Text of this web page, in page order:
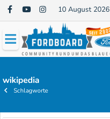
10 August 2026
wikipedia
Schlagworte